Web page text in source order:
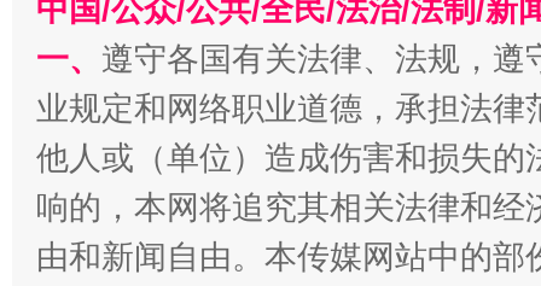
受贿1.44亿！段成刚被判无期 从幼
中国/公众/公共/全民/法治/法制/新
一、 遵守各国有关法律、法规，
业规定和网络职业道德，承担法
他人或（单位）造成伤害和损失
响的，本网将追究其相关法律和
由和新闻自由。本传媒网站中的